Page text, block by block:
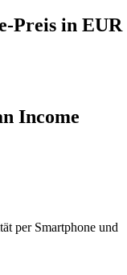
Preis in EUR
Income
per Smartphone und